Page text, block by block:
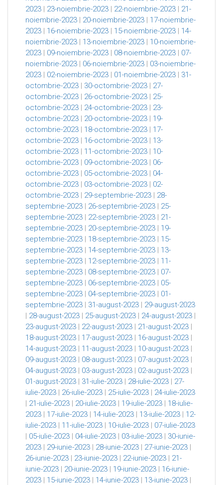
2023 | 23-noiembrie-2023 | 22-noiembrie-2023 | 21-
noiembrie-2023 | 20-noiembrie-2023 | 17-noiembrie-
2023 | 16-noiembrie-2023 | 15-noiembrie-2023 | 14-
noiembrie-2023 | 13-noiembrie-2023 | 10-noiembrie-
2023 | 09-noiembrie-2023 | 08-noiembrie-2023 | 07-
noiembrie-2023 | 06-noiembrie-2023 | 03-noiembrie-
2023 | 02-noiembrie-2023 | 01-noiembrie-2023 | 31-
octombrie-2023 | 30-octombrie-2023 | 27-
octombrie-2023 | 26-octombrie-2023 | 25-
octombrie-2023 | 24-octombrie-2023 | 23-
octombrie-2023 | 20-octombrie-2023 | 19-
octombrie-2023 | 18-octombrie-2023 | 17-
octombrie-2023 | 16-octombrie-2023 | 13-
octombrie-2023 | 11-octombrie-2023 | 10-
octombrie-2023 | 09-octombrie-2023 | 06-
octombrie-2023 | 05-octombrie-2023 | 04-
octombrie-2023 | 03-octombrie-2023 | 02-
octombrie-2023 | 29-septembrie-2023 | 28-
septembrie-2023 | 26-septembrie-2023 | 25-
septembrie-2023 | 22-septembrie-2023 | 21-
septembrie-2023 | 20-septembrie-2023 | 19-
septembrie-2023 | 18-septembrie-2023 | 15-
septembrie-2023 | 14-septembrie-2023 | 13-
septembrie-2023 | 12-septembrie-2023 | 11-
septembrie-2023 | 08-septembrie-2023 | 07-
septembrie-2023 | 06-septembrie-2023 | 05-
septembrie-2023 | 04-septembrie-2023 | 01-
septembrie-2023 | 31-august-2023 | 29-august-2023
| 28-august-2023 | 25-august-2023 | 24-august-2023 |
23-august-2023 | 22-august-2023 | 21-august-2023 |
18-august-2023 | 17-august-2023 | 16-august-2023 |
14-august-2023 | 11-august-2023 | 10-august-2023 |
09-august-2023 | 08-august-2023 | 07-august-2023 |
04-august-2023 | 03-august-2023 | 02-august-2023 |
01-august-2023 | 31-iulie-2023 | 28-iulie-2023 | 27-
iulie-2023 | 26-iulie-2023 | 25-iulie-2023 | 24-iulie-2023
| 21-iulie-2023 | 20-iulie-2023 | 19-iulie-2023 | 18-iulie-
2023 | 17-iulie-2023 | 14-iulie-2023 | 13-iulie-2023 | 12-
iulie-2023 | 11-iulie-2023 | 10-iulie-2023 | 07-iulie-2023
| 05-iulie-2023 | 04-iulie-2023 | 03-iulie-2023 | 30-iunie-
2023 | 29-iunie-2023 | 28-iunie-2023 | 27-iunie-2023 |
26-iunie-2023 | 23-iunie-2023 | 22-iunie-2023 | 21-
iunie-2023 | 20-iunie-2023 | 19-iunie-2023 | 16-iunie-
2023 | 15-iunie-2023 | 14-iunie-2023 | 13-iunie-2023 |